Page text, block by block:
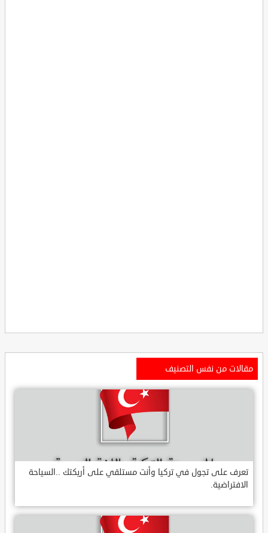
مقالات من نفس التصنيف
تعرف على تجول في تركيا وأنت مستلقي على أريكتك ..السياحة
الافتراضية.